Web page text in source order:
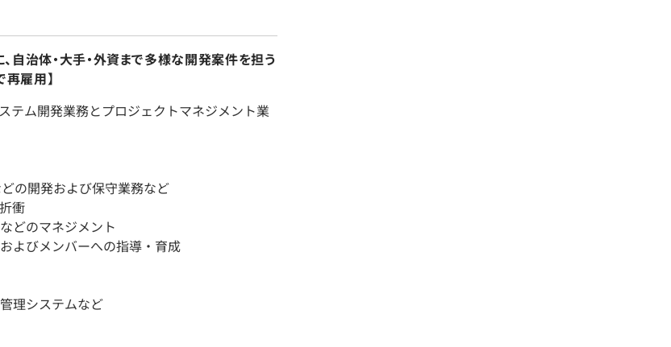
自治体・大手・外資まで多様な開発案件を担う
雇用】
テム開発業務とプロジェクトマネジメント業
の開発および保守業務など
衝
どのマネジメント
よびメンバーへの指導・育成
理システムなど